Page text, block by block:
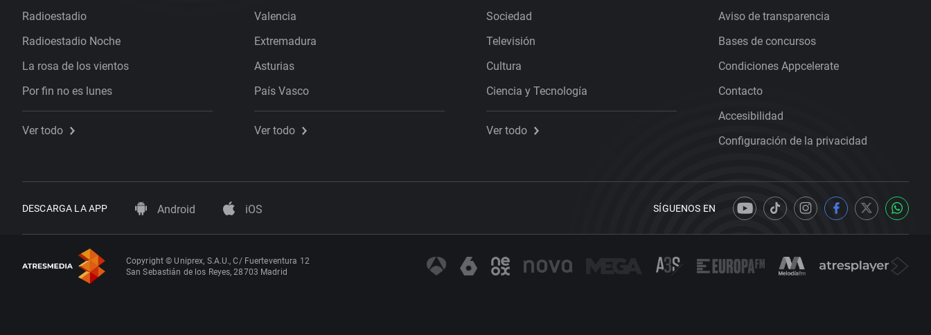
Radioestadio
Radioestadio Noche
La rosa de los vientos
Por fin no es lunes
Ver todo
Valencia
Extremadura
Asturias
País Vasco
Ver todo
Sociedad
Televisión
Cultura
Ciencia y Tecnología
Ver todo
Aviso de transparencia
Bases de concursos
Condiciones Appcelerate
Contacto
Accesibilidad
Configuración de la privacidad
DESCARGA LA APP Android iOS SÍGUENOS EN
Copyright © Uniprex, S.A.U., C/ Fuerteventura 12
San Sebastián de los Reyes, 28703 Madrid